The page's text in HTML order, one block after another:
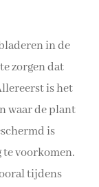
in de
zorgen dat
is het
waar de plant
is
voorkomen.
tijdens